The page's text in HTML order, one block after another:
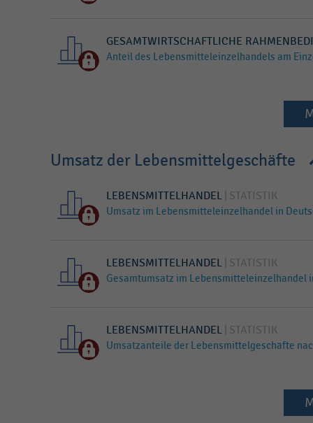
GESAMTWIRTSCHAFTLICHE
Anteil des Lebensmitteleinzelhandels am
Umsatz der Lebensmittelgeschäfte
LEBENSMITTELHANDEL STATISTIK
Umsatz im Lebensmitteleinzelhandel in
LEBENSMITTELHANDEL STATISTIK
Gesamtumsatz im Lebensmitteleinzelhandel
LEBENSMITTELHANDEL STATISTIK
Umsatzanteile der Lebensmittelgeschäfte